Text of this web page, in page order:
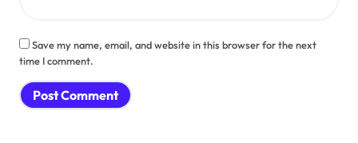
Save my name, email, and website in this browser for the next
time I comment.